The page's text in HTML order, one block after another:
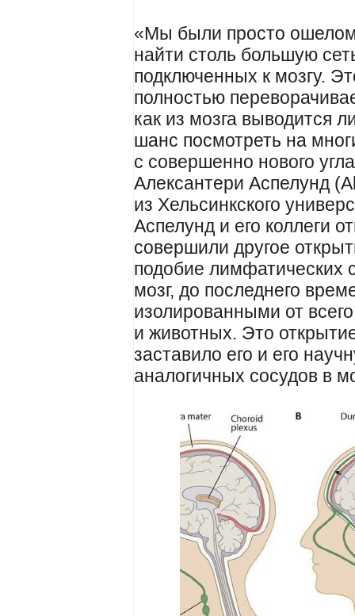
«Мы были просто
найти столь большую
подключенных к мозгу.
полностью
как из мозга выводится
шанс посмотреть на
с совершенно нового
Алексантери Аспелунд
из Хельсинкского
Аспелунд и его коллеги
совершили другое
подобие лимфатических
мозг, до последнего
изолированными от
и животных. Это
заставило его и его
аналогичных сосудов в